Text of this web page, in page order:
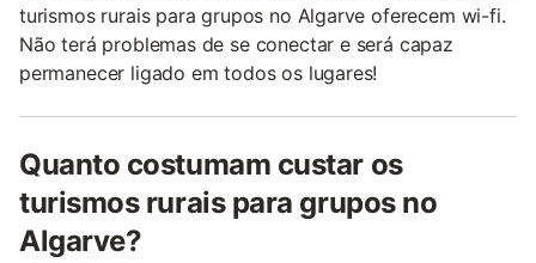
turismos rurais para grupos no Algarve oferecem wi-fi.
Não terá problemas de se conectar e será capaz
permanecer ligado em todos os lugares!
Quanto costumam custar os
turismos rurais para grupos no
Algarve?